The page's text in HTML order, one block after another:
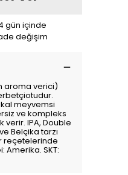
gün içinde
değişim
aroma verici)
meyvemsi
ve kompleks
verir. IPA, Double
Belçika tarzı
reçetelerinde
Amerika. SKT: